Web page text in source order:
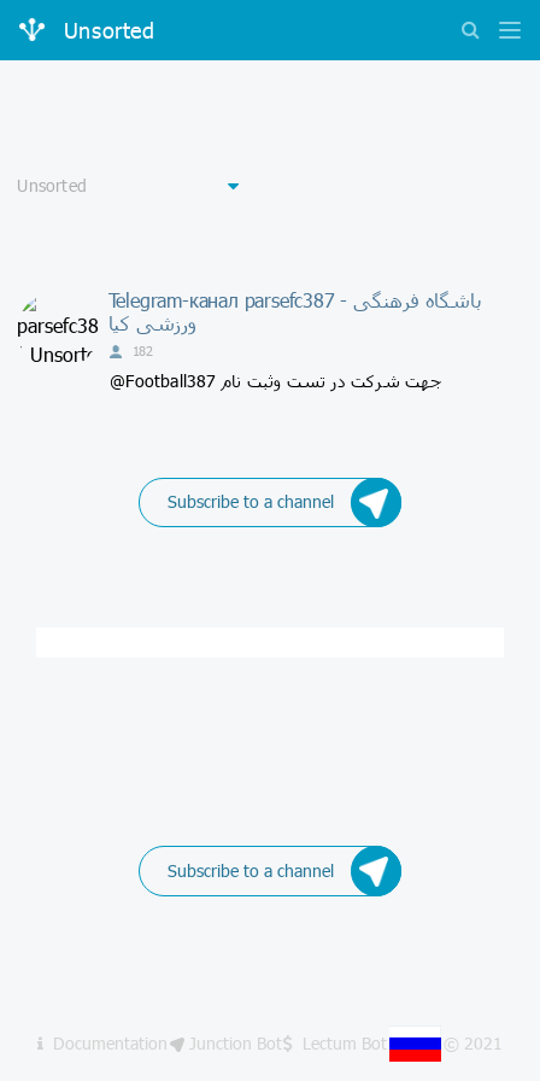
Unsorted
Telegram-канал parsefc387 - باشگاه فرهنگی
ورزشی کیا
182
@Football387 جهت شرکت در تست وثبت نام
Subscribe to a channel
Subscribe to a channel
Documentation Junction Bot Lectum Bot © 2021